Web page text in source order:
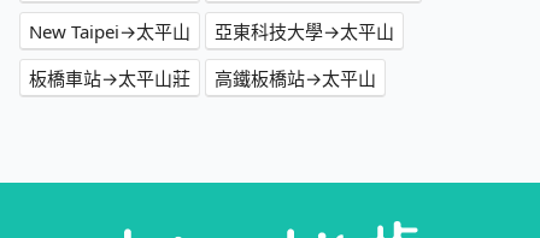
New Taipei→太平山
亞東科技大學→太平山
板橋車站→太平山莊
高鐵板橋站→太平山